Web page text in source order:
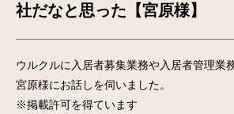
社だなと思った【宮原様】
ウルクルに入居者募集業務や入居者管理業
宮原様にお話しを伺いました。
※掲載許可を得ています